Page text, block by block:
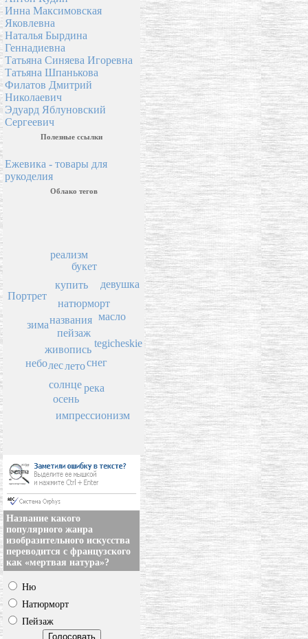
Инна Максимовская
Яковлевна
Наталья Бырдина
Геннадиевна
Татьяна Синяева Игоревна
Татьяна Шпанькова
Филатов Дмитрий
Николаевич
Эдуард Яблуновский
Сергеевич
Полезные ссылки
Ежевика - товары для
рукоделия
Облако тегов
пейзаж
названия
живопись
лето
натюрморт
купить
солнце
лес
зима
осень
букет
масло
река
снег
tegicheskie
реализм
небо
импрессионизм
Портрет
девушка
Название какого
популярного жанра
изобразительного искусства
переводится с французского
как «мертвая натура»?
Ню
Натюрморт
Пейзаж